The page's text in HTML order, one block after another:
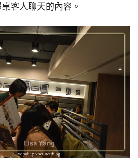
客人聊天的內容。